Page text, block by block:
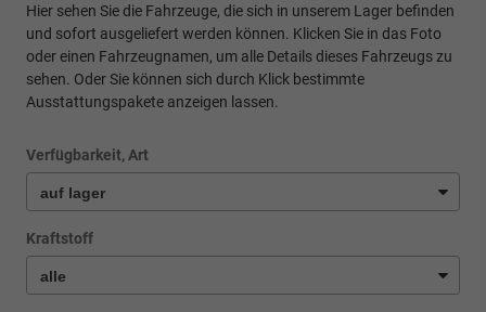
Hier sehen Sie die Fahrzeuge, die sich in unserem Lager befinden
und sofort ausgeliefert werden können. Klicken Sie in das Foto
oder einen Fahrzeugnamen, um alle Details dieses Fahrzeugs zu
sehen. Oder Sie können sich durch Klick bestimmte
Ausstattungspakete anzeigen lassen.
Verfügbarkeit, Art
Kraftstoff